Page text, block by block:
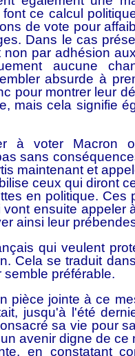
ce calcul
de vote pour
Dans le cas
non par adhésion
aucune
absurde à
pour montrer leur
mais cela signifie
à voter Macron
sans
maintenant et
ceux qui diront
en politique. Ces
ensuite appeler
ainsi leur
qui veulent
Cela se traduit
préférable.
pièce jointe à ce
jusqu'à l'été
sa vie pour
avenir digne de
en constatant